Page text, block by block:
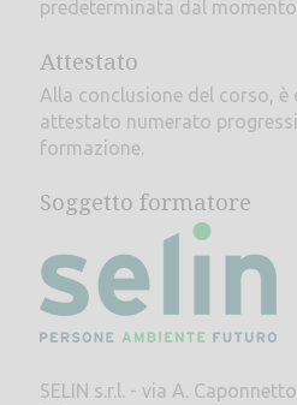
predeterminata dal
Attestato
Alla conclusione del corso, è
attestato numerato
formazione.
Soggetto formatore
SELIN s.r.l. - via A.